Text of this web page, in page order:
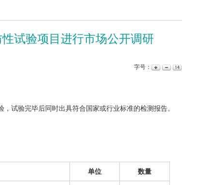
试验项目进行市场公开调研
字号：
试验完毕后同时出具符合国家或行业标准的检测报告。
单位 数量